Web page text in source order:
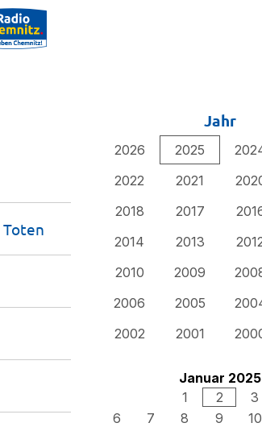
Jahr
2026 2025
2022
2021
2018
2017
2014
2013
2010
2009
2006
2005
2002
2001
Januar 2025
1
2 3
6
7 8 9 10
Toten